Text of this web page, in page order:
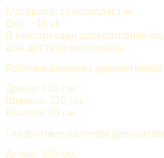
Материал: стеклопластик.
Вес: ~18 кг.
В конструкции декоративной
для доступа кислорода.
Рабочие размеры
Длина: 110 см.
Ширина: 110 см.
Высота: 20 см.
Габаритные размеры
Длина: 120 см.